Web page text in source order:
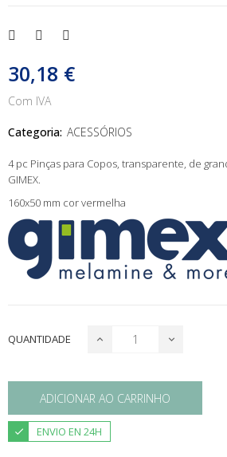
30,18 €
Com IVA
Categoria: ACESSÓRIOS
4 pc Pinças para Copos, transparente, de
GIMEX.
160x50 mm cor vermelha
QUANTIDADE
ADICIONAR AO CARRINHO
ENVIO EN 24H